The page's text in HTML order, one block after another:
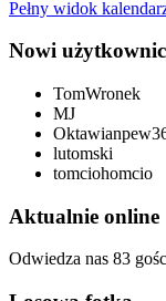
Pełny widok
Nowi
TomWronek
MJ
lutomski
tomciohomcio
Aktualnie online
Odwiedza nas 83